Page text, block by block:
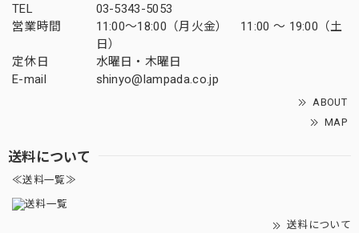
TEL
03-5343-5053
営業時間
11:00～18:00（月火金） 11:00 ～ 19:00（土
日）
定休日
水曜日・木曜日
E-mail
shinyo@lampada.co.jp
ABOUT
MAP
送料について
≪送料一覧≫
送料について